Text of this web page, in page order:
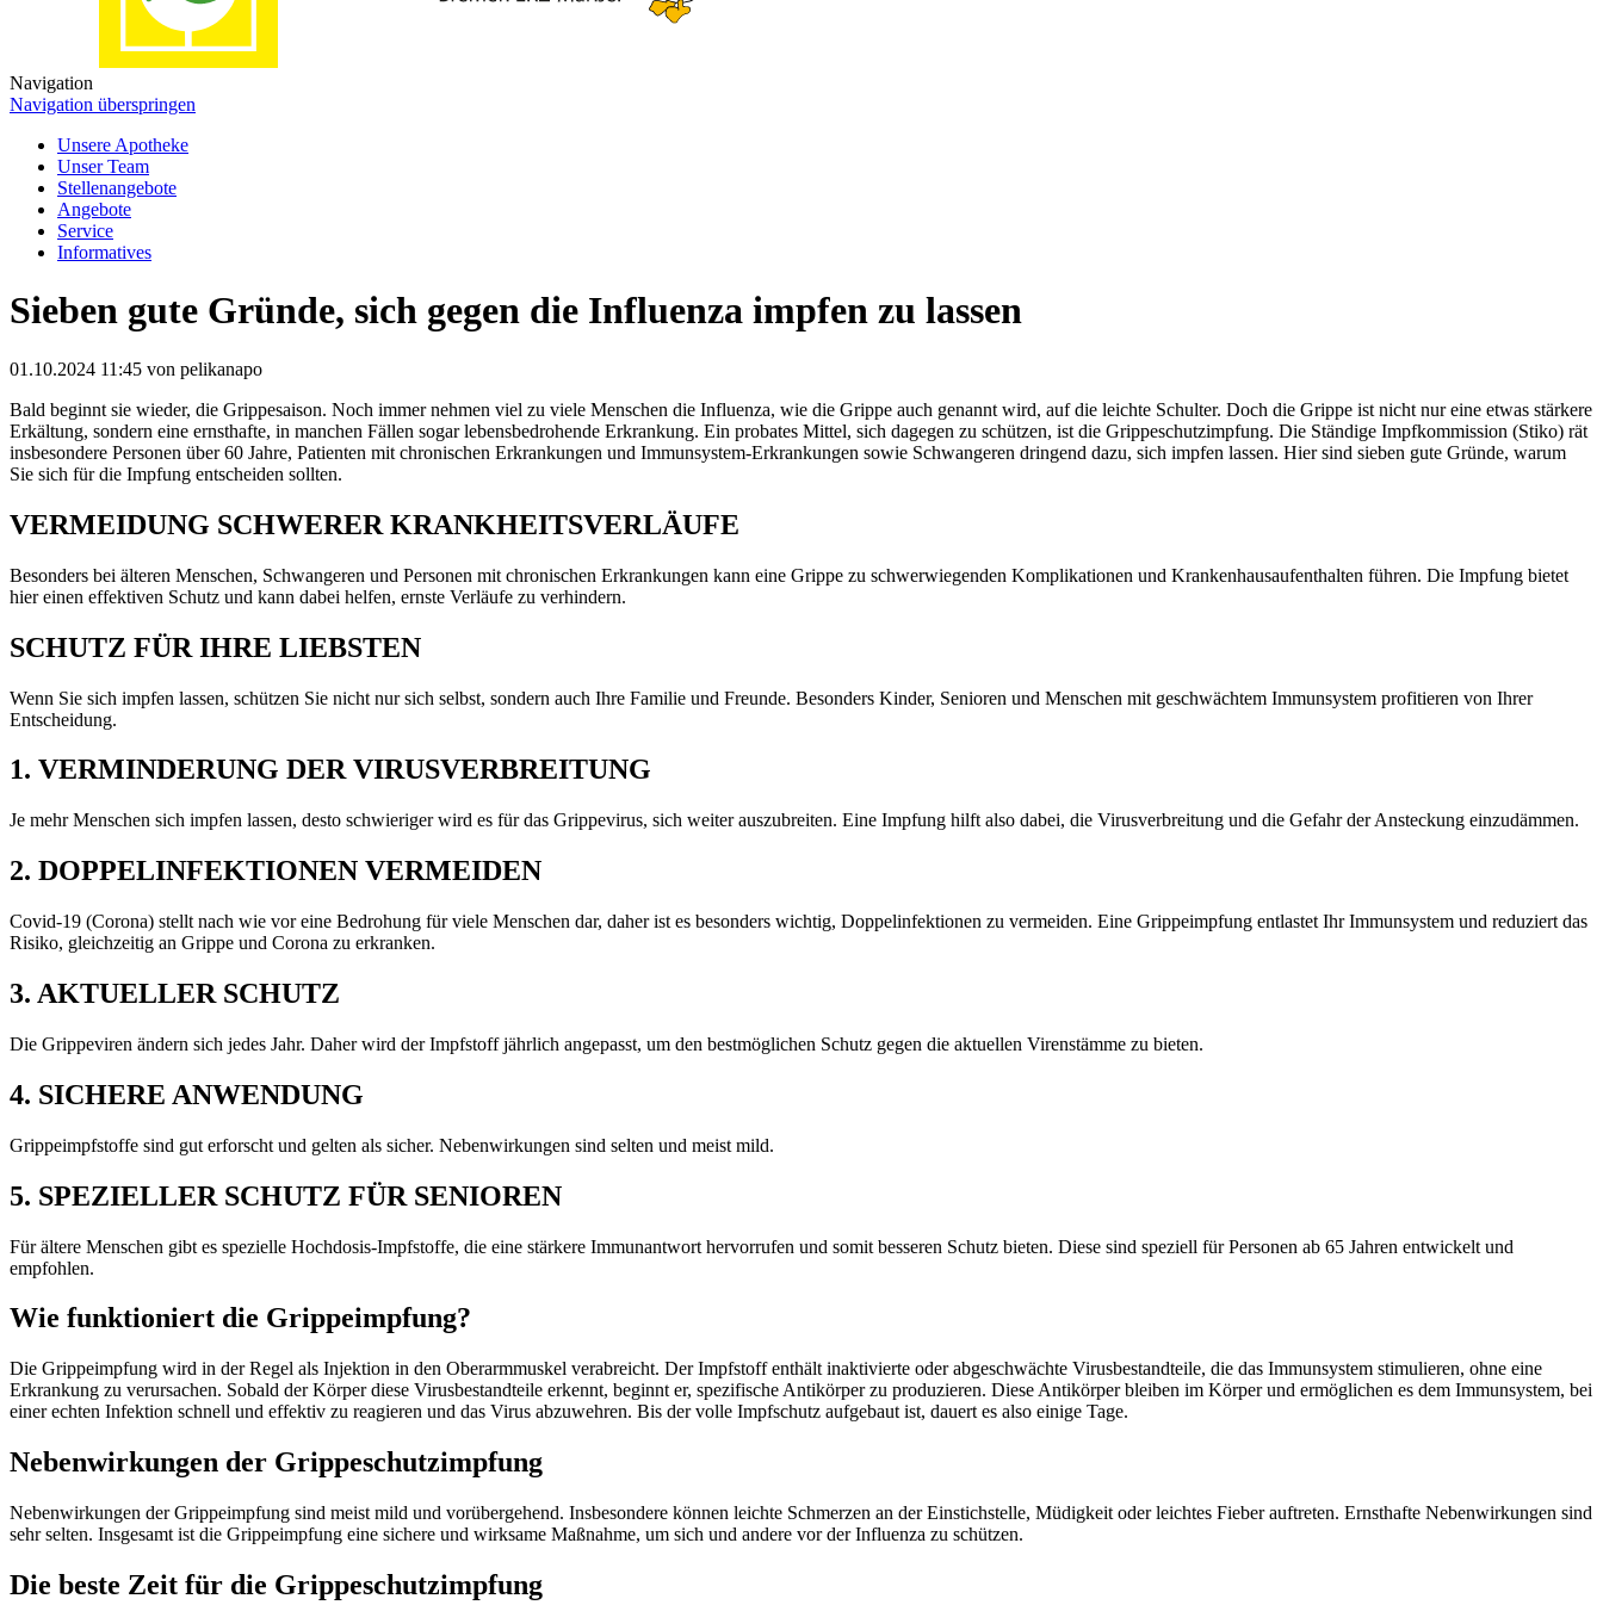
Navigation
Navigation überspringen
Unsere Apotheke
Unser Team
Stellenangebote
Angebote
Service
Informatives
Sieben gute Gründe, sich gegen die Influenza impfen zu lassen
01.10.2024 11:45 von pelikanapo
Bald beginnt sie wieder, die Grippesaison. Noch immer nehmen viel zu viele Menschen die Influenza, wie die Grippe auch genannt wird, auf die leichte Schulter. Doch die Grippe ist nicht nur eine etwas stärkere
Erkältung, sondern eine ernsthafte, in manchen Fällen sogar lebensbedrohende Erkrankung. Ein probates Mittel, sich dagegen zu schützen, ist die Grippeschutzimpfung. Die Ständige Impfkommission (Stiko) rät
insbesondere Personen über 60 Jahre, Patienten mit chronischen Erkrankungen und Immunsystem-Erkrankungen sowie Schwangeren dringend dazu, sich impfen lassen. Hier sind sieben gute Gründe, warum
Sie sich für die Impfung entscheiden sollten.
VERMEIDUNG SCHWERER KRANKHEITSVERLÄUFE
Besonders bei älteren Menschen, Schwangeren und Personen mit chronischen Erkrankungen kann eine Grippe zu schwerwiegenden Komplikationen und Krankenhausaufenthalten führen. Die Impfung bietet
hier einen effektiven Schutz und kann dabei helfen, ernste Verläufe zu verhindern.
SCHUTZ FÜR IHRE LIEBSTEN
Wenn Sie sich impfen lassen, schützen Sie nicht nur sich selbst, sondern auch Ihre Familie und Freunde. Besonders Kinder, Senioren und Menschen mit geschwächtem Immunsystem profitieren von Ihrer
Entscheidung.
1. VERMINDERUNG DER VIRUSVERBREITUNG
Je mehr Menschen sich impfen lassen, desto schwieriger wird es für das Grippevirus, sich weiter auszubreiten. Eine Impfung hilft also dabei, die Virusverbreitung und die Gefahr der Ansteckung einzudämmen.
2. DOPPELINFEKTIONEN VERMEIDEN
Covid-19 (Corona) stellt nach wie vor eine Bedrohung für viele Menschen dar, daher ist es besonders wichtig, Doppelinfektionen zu vermeiden. Eine Grippeimpfung entlastet Ihr Immunsystem und reduziert das
Risiko, gleichzeitig an Grippe und Corona zu erkranken.
3. AKTUELLER SCHUTZ
Die Grippeviren ändern sich jedes Jahr. Daher wird der Impfstoff jährlich angepasst, um den bestmöglichen Schutz gegen die aktuellen Virenstämme zu bieten.
4. SICHERE ANWENDUNG
Grippeimpfstoffe sind gut erforscht und gelten als sicher. Nebenwirkungen sind selten und meist mild.
5. SPEZIELLER SCHUTZ FÜR SENIOREN
Für ältere Menschen gibt es spezielle Hochdosis-Impfstoffe, die eine stärkere Immunantwort hervorrufen und somit besseren Schutz bieten. Diese sind speziell für Personen ab 65 Jahren entwickelt und
empfohlen.
Wie funktioniert die Grippeimpfung?
Die Grippeimpfung wird in der Regel als Injektion in den Oberarmmuskel verabreicht. Der Impfstoff enthält inaktivierte oder abgeschwächte Virusbestandteile, die das Immunsystem stimulieren, ohne eine
Erkrankung zu verursachen. Sobald der Körper diese Virusbestandteile erkennt, beginnt er, spezifische Antikörper zu produzieren. Diese Antikörper bleiben im Körper und ermöglichen es dem Immunsystem, bei
einer echten Infektion schnell und effektiv zu reagieren und das Virus abzuwehren. Bis der volle Impfschutz aufgebaut ist, dauert es also einige Tage.
Nebenwirkungen der Grippeschutzimpfung
Nebenwirkungen der Grippeimpfung sind meist mild und vorübergehend. Insbesondere können leichte Schmerzen an der Einstichstelle, Müdigkeit oder leichtes Fieber auftreten. Ernsthafte Nebenwirkungen sind
sehr selten. Insgesamt ist die Grippeimpfung eine sichere und wirksame Maßnahme, um sich und andere vor der Influenza zu schützen.
Die beste Zeit für die Grippeschutzimpfung